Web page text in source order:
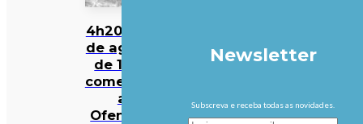
4h20 de 8
de agosto
de 1918:
começava
a
Ofensiva
Newsletter
Subscreva e receba todas as novidades.